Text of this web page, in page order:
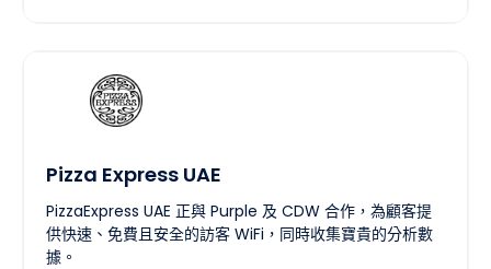
Pizza Express UAE
PizzaExpress UAE 正與 Purple 及 CDW 合作，為顧客提
供快速、免費且安全的訪客 WiFi，同時收集寶貴的分析數
據。